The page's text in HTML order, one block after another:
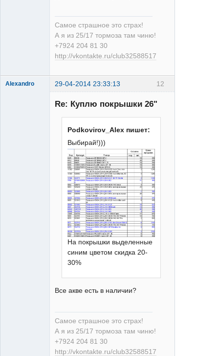
Самое страшное это страх!
А я из 25/17 тормоза там чиню!
+7924 204 81 30
http://vkontakte.ru/club32588517
12
Alexandro 29-04-2014 23:33:13
Re: Куплю покрышки 26"
Podkovirov_Alex пишет:
Выбирай!)))
На покрышки выделенные
синим цветом скидка 20-
30%
Все акве есть в наличии?
Самое страшное это страх!
А я из 25/17 тормоза там чиню!
+7924 204 81 30
http://vkontakte.ru/club32588517